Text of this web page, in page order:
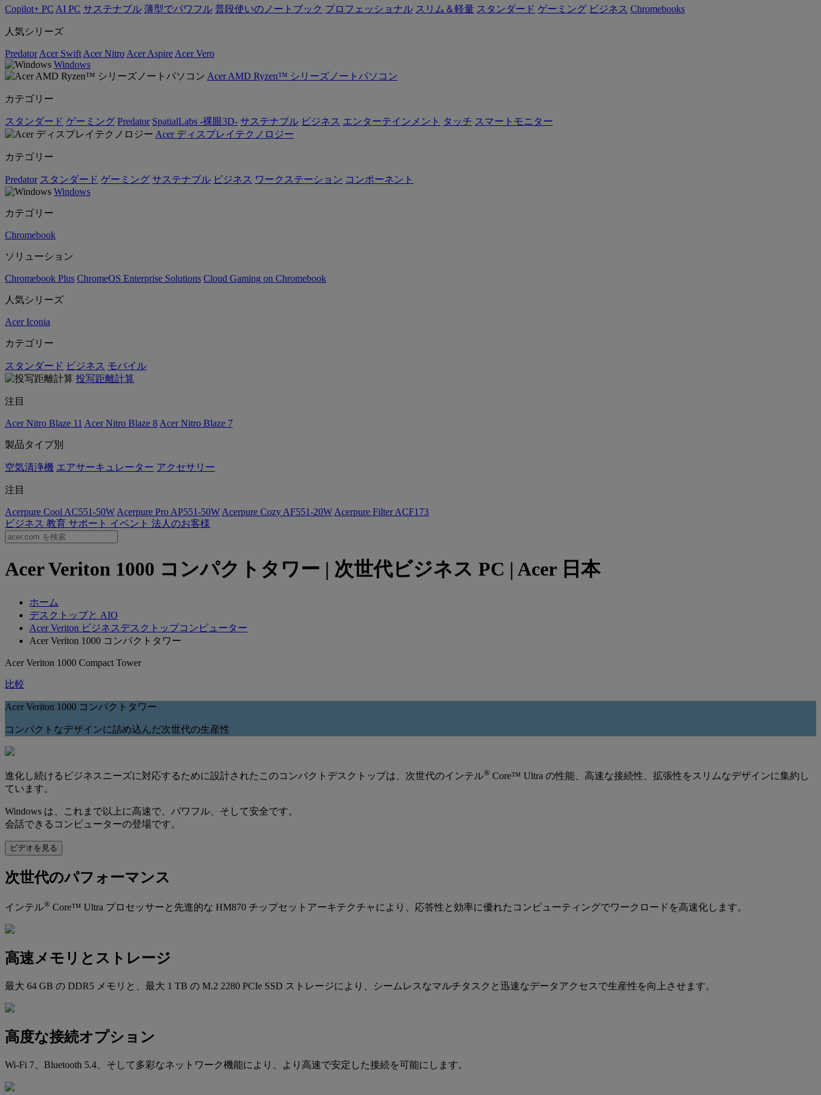
Copilot+ PC AI PC サステナブル 薄型でパワフル 普段使いのノートブック プロフェッショナル スリム＆軽量 スタンダード ゲーミング ビジネス Chromebooks
人気シリーズ
Predator Acer Swift Acer Nitro Acer Aspire Acer Vero
Windows
Acer AMD Ryzen™ シリーズノートパソコン
カテゴリー
スタンダード ゲーミング Predator SpatialLabs -裸眼3D- サステナブル ビジネス エンターテインメント タッチ スマートモニター
Acer ディスプレイテクノロジー
カテゴリー
Predator スタンダード ゲーミング サステナブル ビジネス ワークステーション コンポーネント
Windows
カテゴリー
Chromebook
ソリューション
Chromebook Plus ChromeOS Enterprise Solutions Cloud Gaming on Chromebook
人気シリーズ
Acer Iconia
カテゴリー
スタンダード ビジネス モバイル
投写距離計算
注目
Acer Nitro Blaze 11 Acer Nitro Blaze 8 Acer Nitro Blaze 7
製品タイプ別
空気清浄機 エアサーキュレーター アクセサリー
注目
Acerpure Cool AC551-50W Acerpure Pro AP551-50W Acerpure Cozy AF551-20W Acerpure Filter ACF173
ビジネス 教育 サポート イベント 法人のお客様
Acer Veriton 1000 コンパクトタワー | 次世代ビジネス PC | Acer 日本
ホーム
デスクトップと AIO
Acer Veriton ビジネスデスクトップコンピューター
Acer Veriton 1000 コンパクトタワー
Acer Veriton 1000 Compact Tower
比較
Acer Veriton 1000 コンパクトタワー
コンパクトなデザインに詰め込んだ次世代の生産性
進化し続けるビジネスニーズに対応するために設計されたこのコンパクトデスクトップは、次世代のインテル® Core™ Ultra の性能、高速な接続性、拡張性をスリムなデザインに集約し
ています。
Windows は、これまで以上に高速で、パワフル、そして安全です。
会話できるコンピューターの登場です。
ビデオを見る
次世代のパフォーマンス
インテル® Core™ Ultra プロセッサーと先進的な HM870 チップセットアーキテクチャにより、応答性と効率に優れたコンピューティングでワークロードを高速化します。
高速メモリとストレージ
最大 64 GB の DDR5 メモリと、最大 1 TB の M.2 2280 PCIe SSD ストレージにより、シームレスなマルチタスクと迅速なデータアクセスで生産性を向上させます。
高度な接続オプション
Wi‑Fi 7、Bluetooth 5.4、そして多彩なネットワーク機能により、より高速で安定した接続を可能にします。